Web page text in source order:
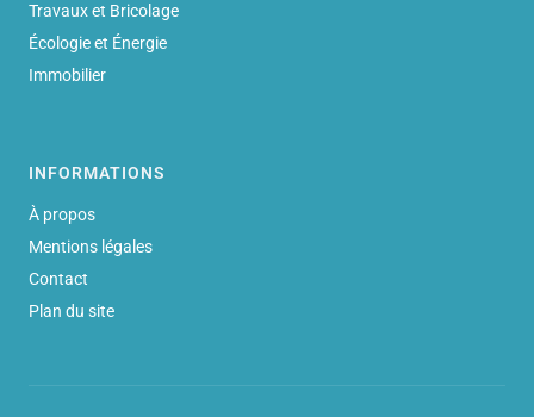
Travaux et Bricolage
Écologie et Énergie
Immobilier
INFORMATIONS
À propos
Mentions légales
Contact
Plan du site